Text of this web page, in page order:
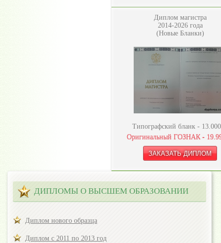
Диплом магистра
2014-2026 года
(Новые Бланки)
Типографский бланк - 13.000
Оригинальный ГОЗНАК -
ДИПЛОМЫ О ВЫСШЕМ ОБРАЗОВАНИИ
Диплом нового образца
Диплом с 2011 по 2013 год